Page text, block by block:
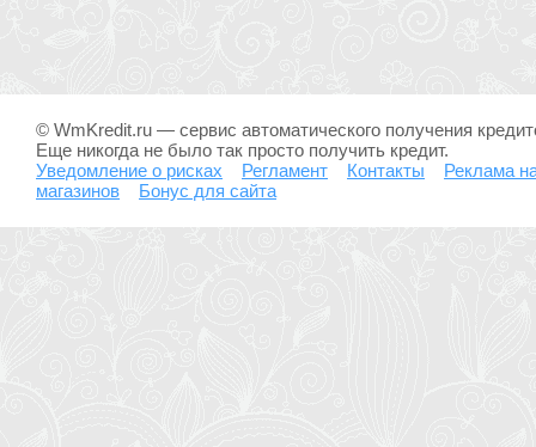
© WmKredit.ru — сервис автоматического получения
Еще никогда не было так просто получить кредит.
Уведомление о рисках
Регламент Контакты
Реклама
магазинов
Бонус для сайта